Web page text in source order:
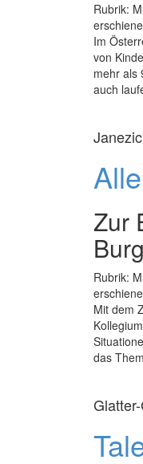
Rubrik:
Im
von
mehr als
auch
Zur
Rubrik:
Mit dem
das